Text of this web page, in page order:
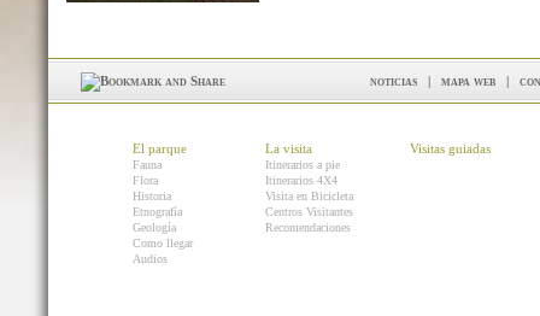
noticias | mapa web |
El parque
Fauna
Flora
Historia
Etnografía
Geología
Como llegar
Audios
La visita
Itinerarios a pie
Itinerarios 4X4
Visita en Bicicleta
Centros Visitantes
Recomendaciones
Visitas guiadas